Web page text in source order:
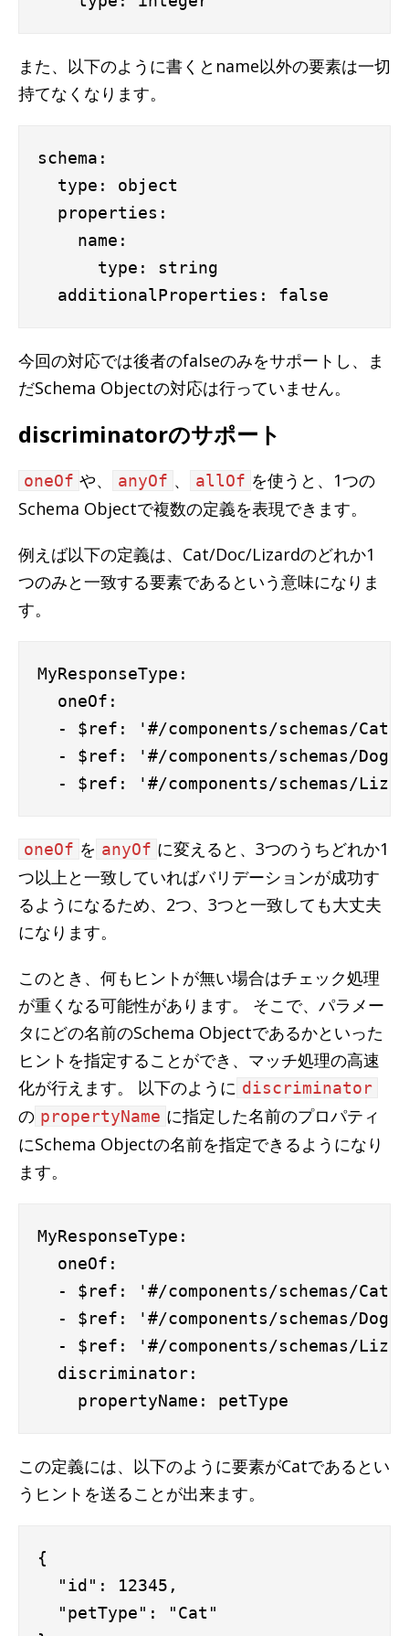
また、以下のように書くとname以外の要素は一切
持てなくなります。
schema:
  type: object
  properties:
    name:
      type: string
今回の対応では後者のfalseのみをサポートし、ま
だSchema Objectの対応は行っていません。
discriminatorのサポート
oneOf や、 anyOf 、 allOf を使うと、1つの
Schema Objectで複数の定義を表現できます。
例えば以下の定義は、Cat/Doc/Lizardのどれか1
つのみと一致する要素であるという意味になりま
す。
MyResponseType:
  oneOf:
  - $ref: '#/components/schemas/Cat'
  - $ref: '#/components/schemas/Dog'
oneOf を anyOf に変えると、3つのうちどれか1
つ以上と一致していればバリデーションが成功す
るようになるため、2つ、3つと一致しても大丈夫
になります。
このとき、何もヒントが無い場合はチェック処理
が重くなる可能性があります。 そこで、パラメー
タにどの名前のSchema Objectであるかといった
ヒントを指定することができ、マッチ処理の高速
化が行えます。 以下のように discriminator
の propertyName に指定した名前のプロパティ
にSchema Objectの名前を指定できるようになり
ます。
MyResponseType:
  oneOf:
  - $ref: '#/components/schemas/Cat'
  - $ref: '#/components/schemas/Dog'
- $ref: '#/components/schemas/
  discriminator:
この定義には、以下のように要素がCatであるとい
うヒントを送ることが出来ます。
{
  "id": 12345,
  "petType": "Cat"